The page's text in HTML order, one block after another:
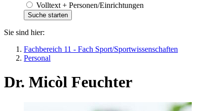
Volltext + Personen/Einrichtungen
Sie sind hier:
Fachbereich 11 - Fach Sport/Sportwissenschaften
Personal
Dr. Micòl Feuchter